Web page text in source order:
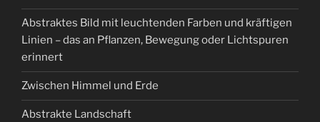
Abstraktes Bild mit leuchtenden Farben und kräftigen
Linien – das an Pflanzen, Bewegung oder Lichtspuren
erinnert
Zwischen Himmel und Erde
Abstrakte Landschaft